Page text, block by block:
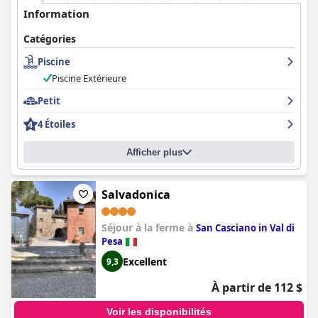
Information
Catégories
Piscine
Piscine Extérieure
Petit
4 Étoiles
Afficher plus
Salvadonica
Séjour à la ferme à San Casciano in Val di
Pesa
9,3 Excellent
À partir de 112 $
Voir les disponibilités